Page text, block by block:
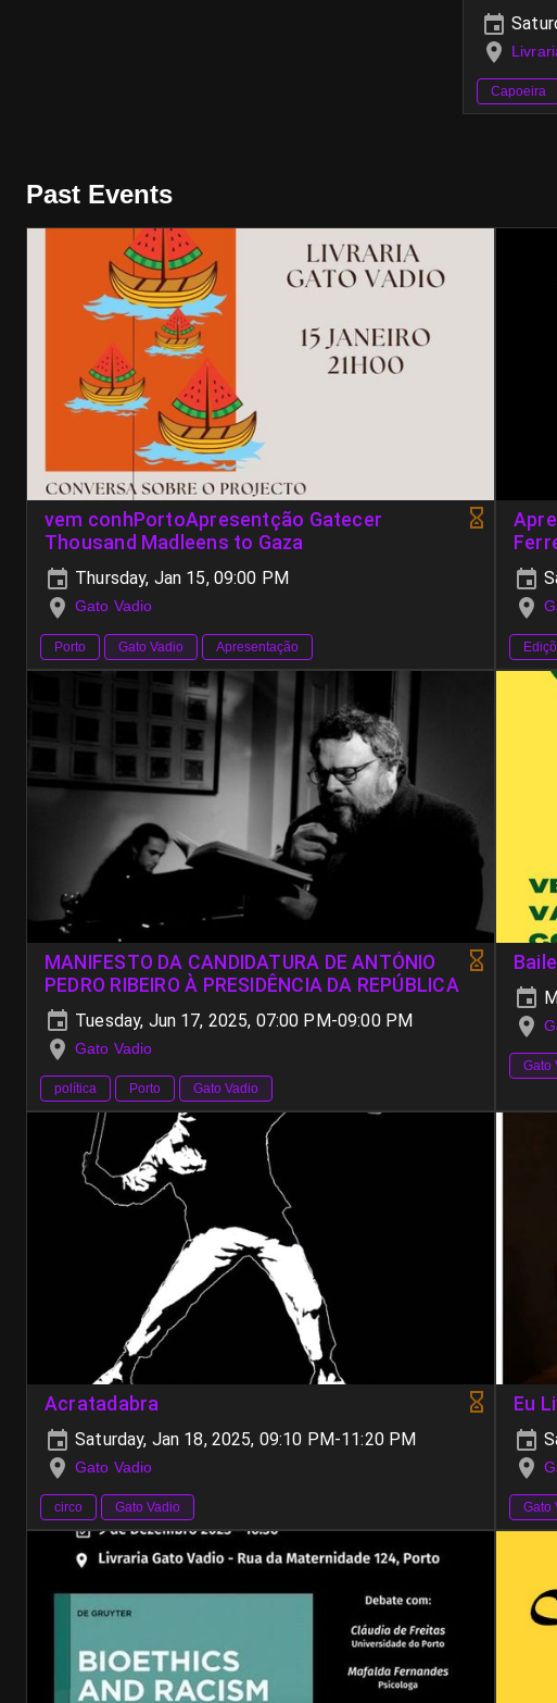
Capoeira
Past Events
vem conhPortoApresentção Gatecer
Thousand Madleens to Gaza
Thursday, Jan 15, 09:00 PM
Gato Vadio
Porto Gato Vadio Apresentação
MANIFESTO DA CANDIDATURA DE ANTÓNIO
PEDRO RIBEIRO À PRESIDÊNCIA DA REPÚBLICA
Tuesday, Jun 17, 2025, 07:00 PM-09:00 PM
Gato Vadio
política Porto Gato Vadio
Gato
Acratadabra
Saturday, Jan 18, 2025, 09:10 PM-11:20 PM
Gato Vadio
circo Gato Vadio
Eu
Gato